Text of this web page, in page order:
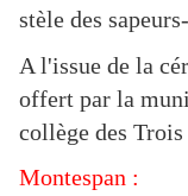
stèle des
A l'issue de la
offert par la
collège des Trois
Montespan :